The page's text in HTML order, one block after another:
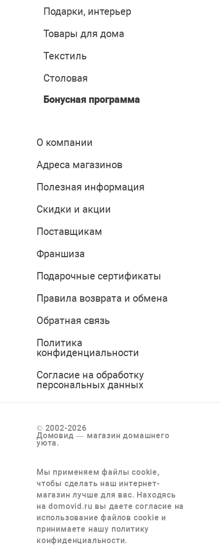
Подарки, интерьер
Товары для дома
Текстиль
Столовая
Бонусная программа
О компании
Адреса магазинов
Полезная информация
Скидки и акции
Поставщикам
Франшиза
Подарочные сертификаты
Правила возврата и обмена
Обратная связь
Политика
конфиденциальности
Согласие на обработку
персональных данных
© 2002-2026
Домовид — магазин домашнего
уюта.
Мы применяем файлы cookie,
чтобы сделать наш интернет-
магазин лучше для вас. Находясь
на domovid.ru вы даете согласие на
использование файлов cookie и
принимаете нашу политику
конфиденциальности.